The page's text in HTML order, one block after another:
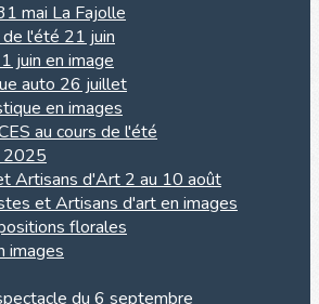
mai La Fajolle
l'été 21 juin
juin en image
auto 26 juillet
en images
au cours de l'été
2025
Artisans d'Art 2 au 10 août
et Artisans d'art en images
florales
images
du 6 septembre